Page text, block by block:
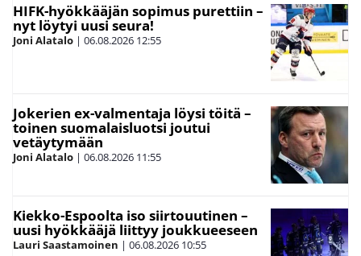
HIFK-hyökkääjän sopimus purettiin –
nyt löytyi uusi seura!
Joni Alatalo | 06.08.2026 12:55
Jokerien ex-valmentaja löysi töitä –
toinen suomalaisluotsi joutui
vetäytymään
Joni Alatalo | 06.08.2026 11:55
Kiekko-Espoolta iso siirtouutinen –
uusi hyökkääjä liittyy joukkueeseen
Lauri Saastamoinen | 06.08.2026 10:55